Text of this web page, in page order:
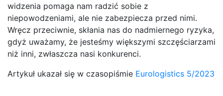
widzenia pomaga nam radzić sobie z
niepowodzeniami, ale nie zabezpiecza przed nimi.
Wręcz przeciwnie, skłania nas do nadmiernego ryzyka,
gdyż uważamy, że jesteśmy większymi szczęściarzami
niż inni, zwłaszcza nasi konkurenci.
Artykuł ukazał się w czasopiśmie Eurologistics 5/2023